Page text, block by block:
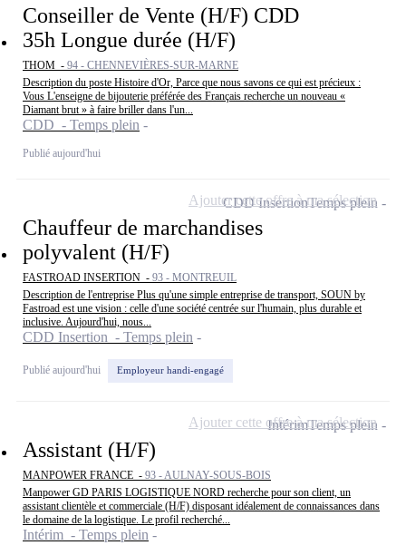
Conseiller de Vente (H/F) CDD
35h Longue durée (H/F)
THOM - 94 - CHENNEVIÈRES-SUR-MARNE
Description du poste Histoire d'Or, Parce que nous savons ce qui est précieux :
Vous L'enseigne de bijouterie préférée des Français recherche un nouveau «
Diamant brut » à faire briller dans l'un...
CDD - Temps plein
Publié aujourd'hui
Chauffeur de marchandises
polyvalent (H/F)
FASTROAD INSERTION - 93 - MONTREUIL
Description de l'entreprise Plus qu'une simple entreprise de transport, SOUN by
Fastroad est une vision : celle d'une société centrée sur l'humain, plus durable et
inclusive. Aujourd'hui, nous...
CDD Insertion - Temps plein
Publié aujourd'hui Employeur handi-engagé
CDD InsertionTemps plein
Ajouter cette offre à ma sélection
Assistant (H/F)
MANPOWER FRANCE - 93 - AULNAY-SOUS-BOIS
Manpower GD PARIS LOGISTIQUE NORD recherche pour son client, un
assistant clientèle et commerciale (H/F) disposant idéalement de connaissances dans
le domaine de la logistique. Le profil recherché...
Intérim - Temps plein
IntérimTemps plein
Ajouter cette offre à ma sélection